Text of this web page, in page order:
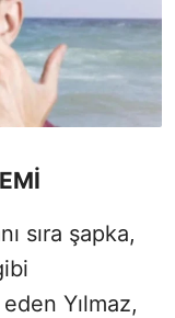
sıra şapka,
Yılmaz,